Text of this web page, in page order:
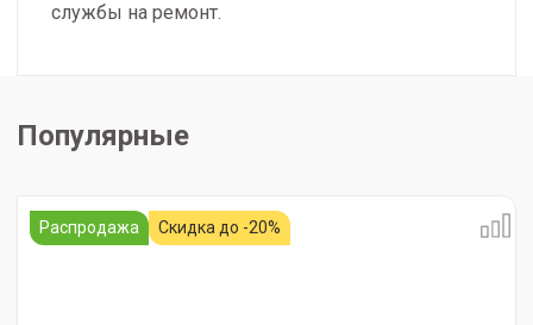
службы на ремонт.
Популярные
Распродажа Скидка до -20%